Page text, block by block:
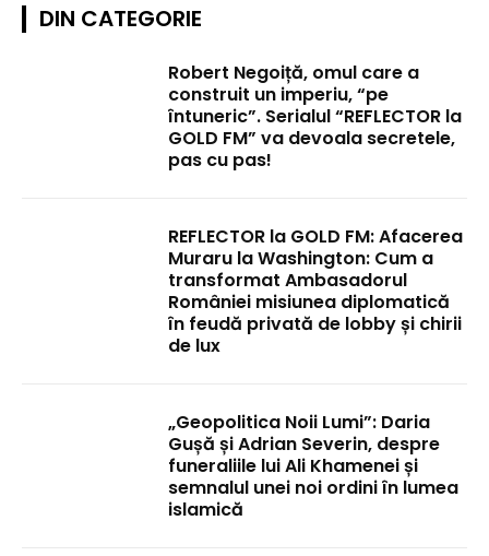
DIN CATEGORIE
Robert Negoiță, omul care a
construit un imperiu, “pe
întuneric”. Serialul “REFLECTOR la
GOLD FM” va devoala secretele,
pas cu pas!
REFLECTOR la GOLD FM: Afacerea
Muraru la Washington: Cum a
transformat Ambasadorul
României misiunea diplomatică
în feudă privată de lobby și chirii
de lux
„Geopolitica Noii Lumi”: Daria
Gușă și Adrian Severin, despre
funeraliile lui Ali Khamenei și
semnalul unei noi ordini în lumea
islamică